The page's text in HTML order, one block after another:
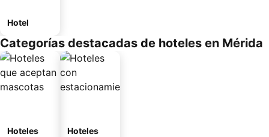
Hotel
Categorías destacadas de hoteles en Mérida
Hoteles
Hoteles